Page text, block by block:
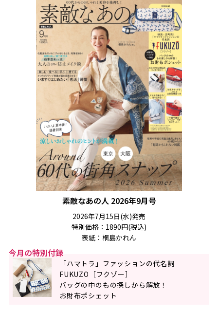
素敵なあの人 2026年9月号
2026年7月15日(水)発売
特別価格：1890円(税込)
表紙：桐島かれん
今月の特別付録
「ハマトラ」ファッションの代名詞
FUKUZO［フクゾー］
バッグの中のもの探しから解放！
お財布ポシェット